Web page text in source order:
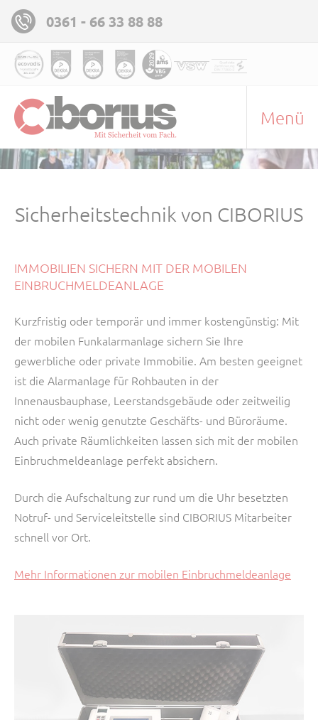
0361 - 66 33 88 88
Menü
Sicherheitstechnik von CIBORIUS
IMMOBILIEN SICHERN MIT DER MOBILEN
EINBRUCHMELDEANLAGE
Kurzfristig oder temporär und immer kostengünstig: Mit
der mobilen Funkalarmanlage sichern Sie Ihre
gewerbliche oder private Immobilie. Am besten geeignet
ist die Alarmanlage für Rohbauten in der
Innenausbauphase, Leerstandsgebäude oder zeitweilig
nicht oder wenig genutzte Geschäfts- und Büroräume.
Auch private Räumlichkeiten lassen sich mit der mobilen
Einbruchmeldeanlage perfekt absichern.
Durch die Aufschaltung zur rund um die Uhr besetzten
Notruf- und Serviceleitstelle sind CIBORIUS Mitarbeiter
schnell vor Ort.
Mehr Informationen zur mobilen Einbruchmeldeanlage